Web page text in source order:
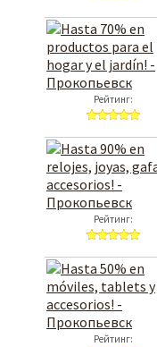
Рейтинг:
Рейтинг:
Рейтинг: